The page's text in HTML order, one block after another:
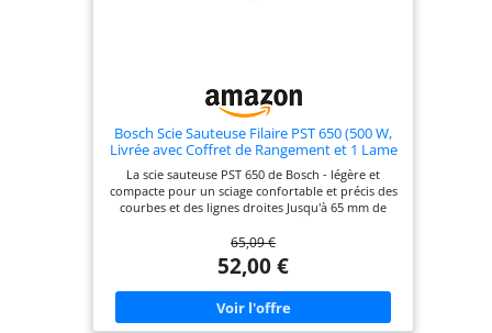
Bosch Scie Sauteuse Filaire PST 650 (500 W,
Livrée avec Coffret de Rangement et 1 Lame
de Scie pour Bois T144D)
La scie sauteuse PST 650 de Bosch - légère et
compacte pour un sciage confortable et précis des
courbes et des lignes droites Jusqu'à 65 mm de
l'acier grâce au puissant moteur de 500 watts
Travail efficace : changement de lame de scie
sauteuse sans outil en quelques secondes Sciage
confortable et contrôlé grâce à une vibration
minimale de la scie à bois Livré avec : PST 650, 1
lame de scie sauteuse pour bois (T 144 D), mallette
65,09 €
52,00 €